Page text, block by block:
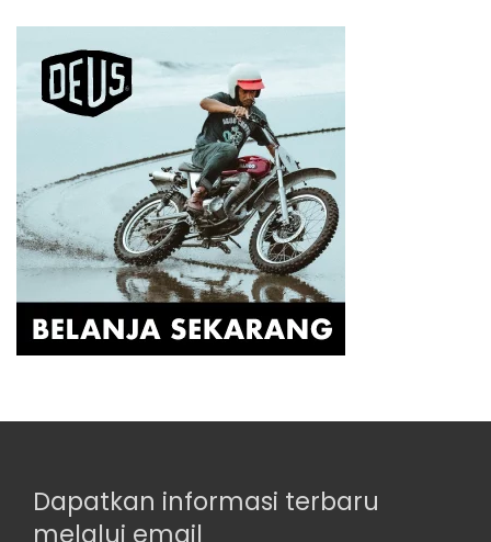
Dapatkan informasi terbaru
melalui email